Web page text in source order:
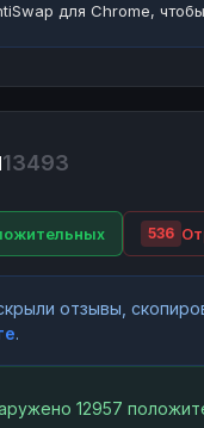
для Chrome,
13493
536
отзывы,
.
12957